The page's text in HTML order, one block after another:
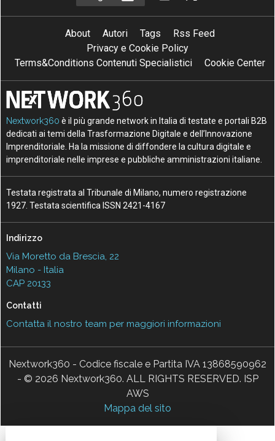
About Autori Tags
Rss Feed
Privacy e Cookie Policy
Terms&Conditions Contenuti Specialistici
Cookie Center
Nextwork360 è il più grande network in Italia di testate e portali B2B
dedicati ai temi della Trasformazione Digitale e dell’Innovazione
Imprenditoriale. Ha la missione di diffondere la cultura digitale e
imprenditoriale nelle imprese e pubbliche amministrazioni italiane.
Testata registrata al Tribunale di Milano, numero registrazione
1927. Testata scientifica ISSN 2421-4167
Indirizzo
Via Moretto da Brescia, 22
Milano - Italia
CAP 20133
Contatti
Contatta il nostro team per maggiori informazioni
Nextwork360 - Codice fiscale e Partita IVA 13868590962
- © 2026 Nextwork360. ALL RIGHTS RESERVED. ISP
AWS
Mappa del sito